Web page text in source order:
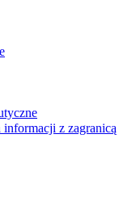
z zagranicą